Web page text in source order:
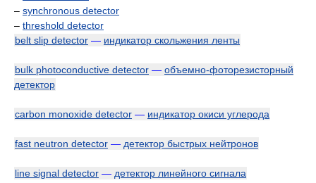
– synchronous detector
– threshold detector
belt slip detector — индикатор скольжения ленты
bulk photoconductive detector — объемно-фоторезисторный
детектор
carbon monoxide detector — индикатор окиси углерода
fast neutron detector — детектор быстрых нейтронов
line signal detector — детектор линейного сигнала